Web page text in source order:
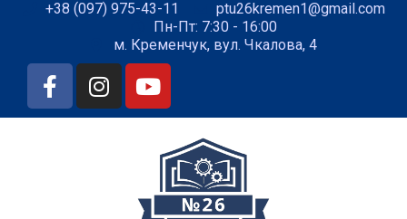
+38 (097) 975-43-11
ptu26kremen1@gmail.com
Пн-Пт: 7:30 - 16:00
м. Кременчук, вул. Чкалова, 4